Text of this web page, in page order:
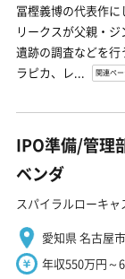
冨樫義博の代表作
リークスが父親・
遺跡の調査などを
ラピカ、レ...
関連ペー
IPO準備/管理
ベンダ
スパイラルローキ
愛知県 名古屋市
年収550万円～